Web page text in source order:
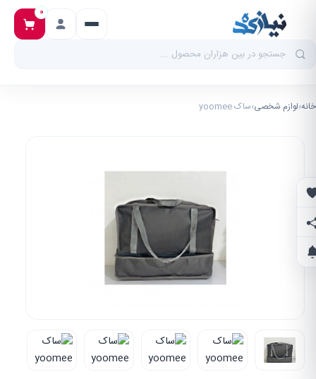
0
خانه›لوازم شخصی›ساک yoomee
علاقه‌مندی‌ها
اشتراک‌گذاری
اطلاع از تخفیف